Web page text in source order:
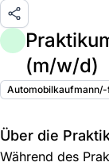
(m/w/d)
Über die
Während des